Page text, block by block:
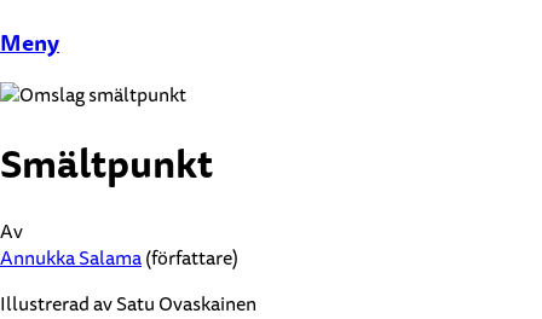
Meny
Smältpunkt
Av
Annukka Salama(författare)
Illustrerad av Satu Ovaskainen